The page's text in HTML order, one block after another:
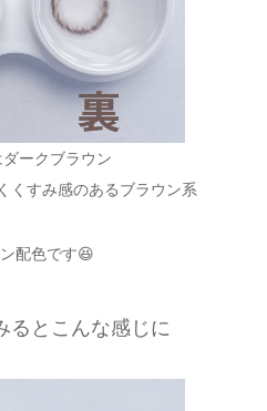
ークブラウン
くすみ感のあるブラウン系
配色です😆
るとこんな感じに